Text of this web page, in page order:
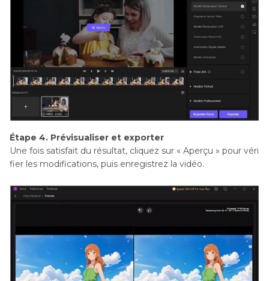
Étape 4. Prévisualiser et exporter
Une fois satisfait du résultat, cliquez sur « Aperçu » pour véri
fier les modifications, puis enregistrez la vidéo.